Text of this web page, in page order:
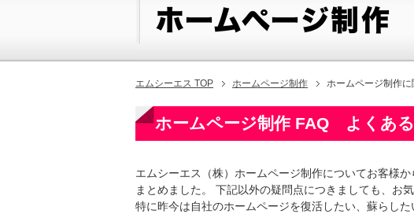
エムシーエス TOP ホームページ制作 ホームページ制作に
ホームページ制作 FAQ よくあ
エムシーエス（株）ホームページ制作についてお客様
まとめました。 下記以外の疑問点につきましても、お
特に昨今は自社のホームページを復活したい、蘇らし